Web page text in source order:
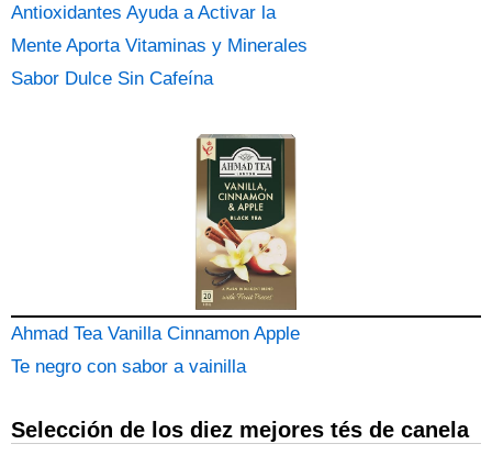
Antioxidantes Ayuda a Activar la
Mente Aporta Vitaminas y Minerales
Sabor Dulce Sin Cafeína
Ahmad Tea Vanilla Cinnamon Apple
Te negro con sabor a vainilla
Selección de los diez mejores tés de canela